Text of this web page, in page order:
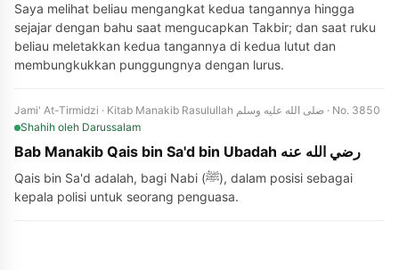
Saya melihat beliau mengangkat kedua tangannya hingga
sejajar dengan bahu saat mengucapkan Takbir; dan saat ruku
beliau meletakkan kedua tangannya di kedua lutut dan
membungkukkan punggungnya dengan lurus.
Jami' At-Tirmidzi · Kitab Manakib Rasulullah صلى الله عليه وسلم · No. 3850
Shahih oleh Darussalam
Bab Manakib Qais bin Sa'd bin Ubadah رضي الله عنه
Qais bin Sa'd adalah, bagi Nabi (ﷺ), dalam posisi sebagai
kepala polisi untuk seorang penguasa.